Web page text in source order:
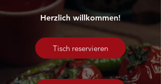
Herzlich willkommen!
Tisch reservieren